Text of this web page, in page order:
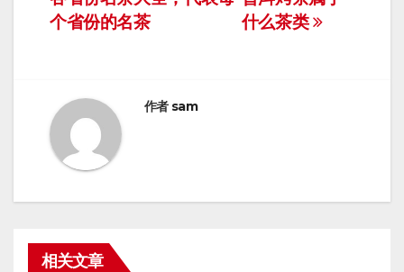
导
什么茶类
个省份的名茶
作者 sam
相关文章